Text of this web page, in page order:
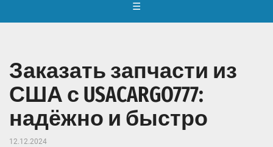
☰
Заказать запчасти из
США с USACARGO777:
надёжно и быстро
12.12.2024